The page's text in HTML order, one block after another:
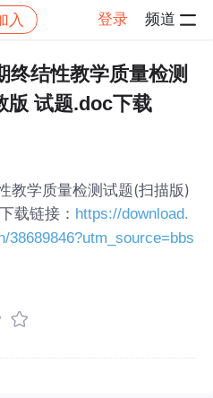
入 登录 频道
帖子详情
终结性教学质量检测
版 试题.doc下载
教学质量检测试题(扫描版)
载链接： https://download.
38689846?utm_source=bbs